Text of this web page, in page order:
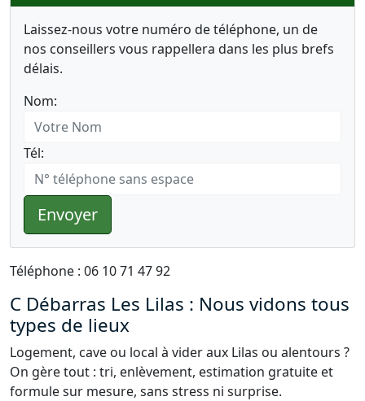
Laissez-nous votre numéro de téléphone, un de
nos conseillers vous rappellera dans les plus brefs
délais.
Nom:
Tél:
Envoyer
Téléphone : 06 10 71 47 92
C Débarras Les Lilas : Nous vidons tous
types de lieux
Logement, cave ou local à vider aux Lilas ou alentours ?
On gère tout : tri, enlèvement, estimation gratuite et
formule sur mesure, sans stress ni surprise.